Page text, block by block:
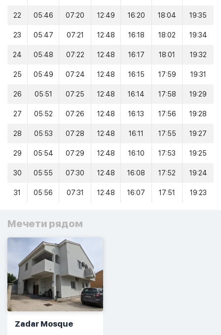
22 05:46 07:20 12:49 16:20 18:04 19:35
23 05:47 07:21 12:48 16:18 18:02 19:34
24 05:48 07:22 12:48 16:17 18:01 19:32
25 05:49 07:24 12:48 16:15 17:59 19:31
26 05:51 07:25 12:48 16:14 17:58 19:29
27 05:52 07:26 12:48 16:13 17:56 19:28
28 05:53 07:28 12:48 16:11 17:55 19:27
29 05:54 07:29 12:48 16:10 17:53 19:25
30 05:55 07:30 12:48 16:08 17:52 19:24
31 05:56 07:31 12:48 16:07 17:51 19:23
Мечети рядом
Zadar Mosque